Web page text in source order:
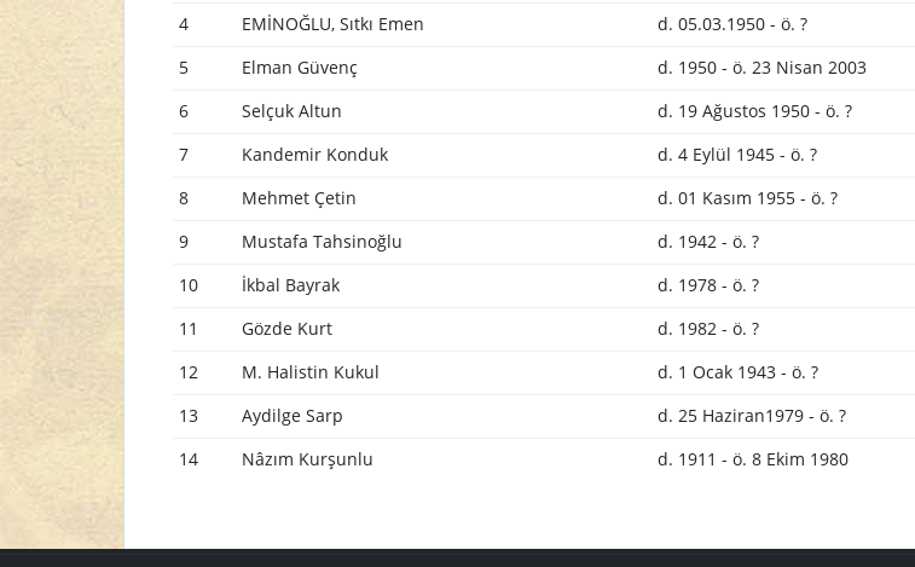
4 EMİNOĞLU, Sıtkı Emen d. 05.03.1950 - ö. ?
5 Elman Güvenç d. 1950 - ö. 23 Nisan 2003
6 Selçuk Altun d. 19 Ağustos 1950 - ö. ?
7 Kandemir Konduk d. 4 Eylül 1945 - ö. ?
8 Mehmet Çetin d. 01 Kasım 1955 - ö. ?
9 Mustafa Tahsinoğlu d. 1942 - ö. ?
10 İkbal Bayrak d. 1978 - ö. ?
11 Gözde Kurt d. 1982 - ö. ?
12 M. Halistin Kukul d. 1 Ocak 1943 - ö. ?
13 Aydilge Sarp d. 25 Haziran1979 - ö. ?
14 Nâzım Kurşunlu d. 1911 - ö. 8 Ekim 1980